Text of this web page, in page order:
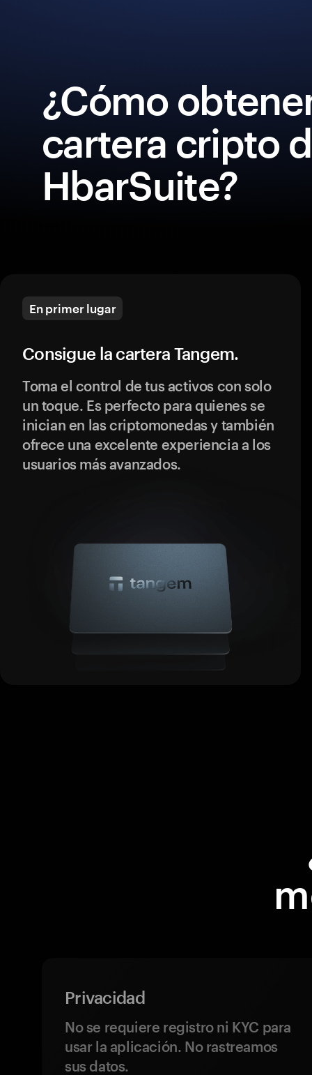
¿Cómo
cartera cripto
HbarSuite?
En primer lugar
Consigue la cartera Tangem.
Toma el control de tus activos con solo
un toque. Es perfecto para quienes se
inician en las criptomonedas y también
ofrece una excelente experiencia a los
usuarios más avanzados.
Privacidad
No se requiere registro ni KYC para
usar la aplicación. No rastreamos
sus datos.